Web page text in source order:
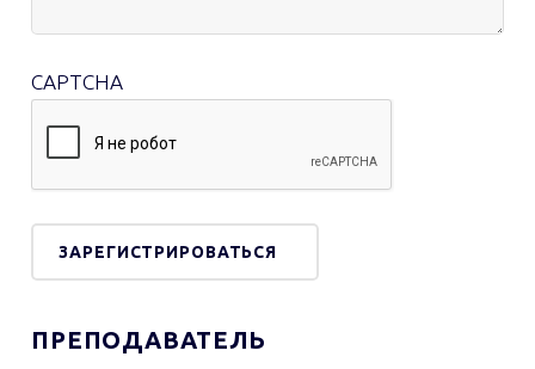
CAPTCHA
ПРЕПОДАВАТЕЛЬ